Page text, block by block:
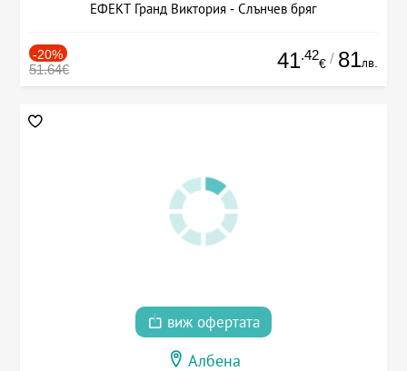
ЕФЕКТ Гранд Виктория - Слънчев бряг
-20%
51.64€ 41.42
€ / 81лв.
виж офертата
Албена